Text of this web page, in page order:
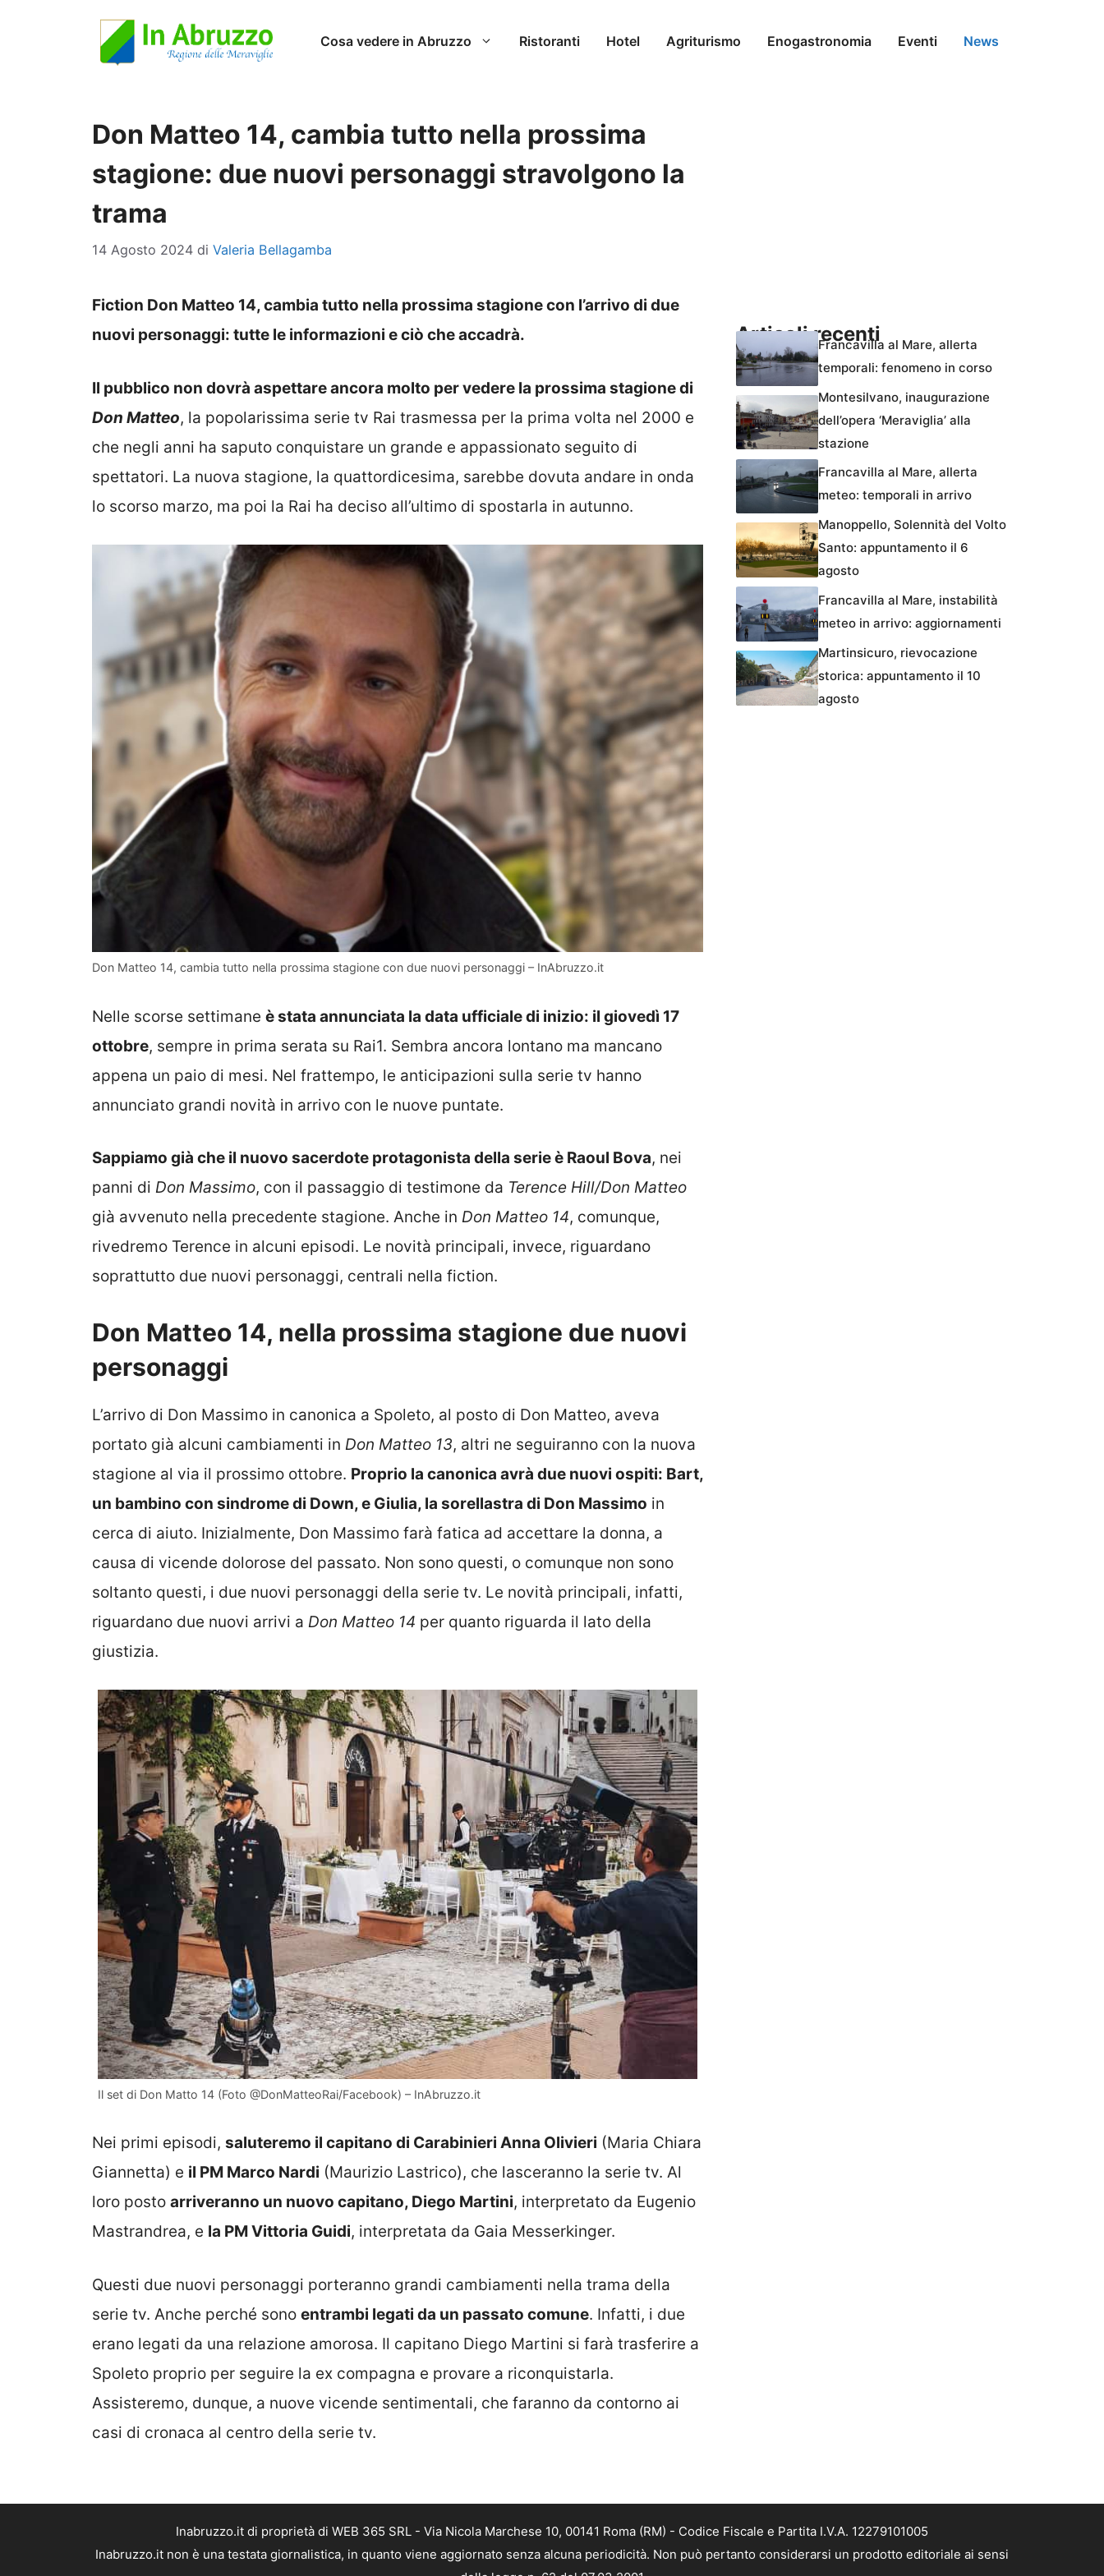
Cosa vedere in Abruzzo Ristoranti Hotel Agriturismo Enogastronomia Eventi News
Don Matteo 14, cambia tutto nella prossima
stagione: due nuovi personaggi stravolgono la
trama
14 Agosto 2024 di Valeria Bellagamba
Fiction Don Matteo 14, cambia tutto nella prossima stagione con l’arrivo di due
nuovi personaggi: tutte le informazioni e ciò che accadrà.
Il pubblico non dovrà aspettare ancora molto per vedere la prossima stagione di
Don Matteo, la popolarissima serie tv Rai trasmessa per la prima volta nel 2000 e
che negli anni ha saputo conquistare un grande e appassionato seguito di
spettatori. La nuova stagione, la quattordicesima, sarebbe dovuta andare in onda
lo scorso marzo, ma poi la Rai ha deciso all’ultimo di spostarla in autunno.
Don Matteo 14, cambia tutto nella prossima stagione con due nuovi personaggi – InAbruzzo.it
Nelle scorse settimane è stata annunciata la data ufficiale di inizio: il giovedì 17
ottobre, sempre in prima serata su Rai1. Sembra ancora lontano ma mancano
appena un paio di mesi. Nel frattempo, le anticipazioni sulla serie tv hanno
annunciato grandi novità in arrivo con le nuove puntate.
Sappiamo già che il nuovo sacerdote protagonista della serie è Raoul Bova, nei
panni di Don Massimo, con il passaggio di testimone da Terence Hill/Don Matteo
già avvenuto nella precedente stagione. Anche in Don Matteo 14, comunque,
rivedremo Terence in alcuni episodi. Le novità principali, invece, riguardano
soprattutto due nuovi personaggi, centrali nella fiction.
Don Matteo 14, nella prossima stagione due nuovi
personaggi
L’arrivo di Don Massimo in canonica a Spoleto, al posto di Don Matteo, aveva
portato già alcuni cambiamenti in Don Matteo 13, altri ne seguiranno con la nuova
stagione al via il prossimo ottobre. Proprio la canonica avrà due nuovi ospiti: Bart,
un bambino con sindrome di Down, e Giulia, la sorellastra di Don Massimo in
cerca di aiuto. Inizialmente, Don Massimo farà fatica ad accettare la donna, a
causa di vicende dolorose del passato. Non sono questi, o comunque non sono
soltanto questi, i due nuovi personaggi della serie tv. Le novità principali, infatti,
riguardano due nuovi arrivi a Don Matteo 14 per quanto riguarda il lato della
giustizia.
Il set di Don Matto 14 (Foto @DonMatteoRai/Facebook) – InAbruzzo.it
Nei primi episodi, saluteremo il capitano di Carabinieri Anna Olivieri (Maria Chiara
Giannetta) e il PM Marco Nardi (Maurizio Lastrico), che lasceranno la serie tv. Al
loro posto arriveranno un nuovo capitano, Diego Martini, interpretato da Eugenio
Mastrandrea, e la PM Vittoria Guidi, interpretata da Gaia Messerkinger.
Questi due nuovi personaggi porteranno grandi cambiamenti nella trama della
serie tv. Anche perché sono entrambi legati da un passato comune. Infatti, i due
erano legati da una relazione amorosa. Il capitano Diego Martini si farà trasferire a
Spoleto proprio per seguire la ex compagna e provare a riconquistarla.
Assisteremo, dunque, a nuove vicende sentimentali, che faranno da contorno ai
casi di cronaca al centro della serie tv.
Articoli recentiFrancavilla al Mare, allerta
temporali: fenomeno in corso
Montesilvano, inaugurazione
dell’opera ‘Meraviglia’ alla
stazione
Francavilla al Mare, allerta
meteo: temporali in arrivo
Manoppello, Solennità del Volto
Santo: appuntamento il 6
agosto
Francavilla al Mare, instabilità
meteo in arrivo: aggiornamenti
Martinsicuro, rievocazione
storica: appuntamento il 10
agosto
Inabruzzo.it di proprietà di WEB 365 SRL - Via Nicola Marchese 10, 00141 Roma (RM) - Codice Fiscale e Partita I.V.A. 12279101005
Inabruzzo.it non è una testata giornalistica, in quanto viene aggiornato senza alcuna periodicità. Non può pertanto considerarsi un prodotto editoriale ai sensi